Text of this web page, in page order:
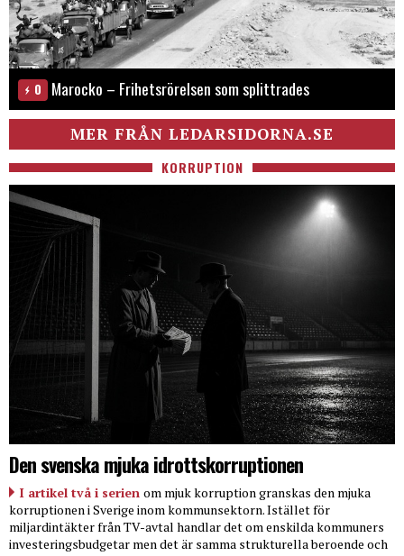
0 Marocko – Frihetsrörelsen som splittrades
MER FRÅN LEDARSIDORNA.SE
KORRUPTION
Den svenska mjuka idrottskorruptionen
I artikel två i serien om mjuk korruption granskas den mjuka
korruptionen i Sverige inom kommunsektorn. Istället för
miljardintäkter från TV-avtal handlar det om enskilda kommuners
investeringsbudgetar men det är samma strukturella beroende och